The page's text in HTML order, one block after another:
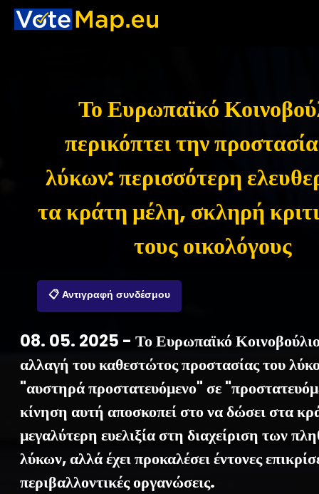
Το Ευρωπαϊκό
περικόπτει την
λύκων: περισσότερη
τα κράτη μέλη, σκληρή
τους οικολόγους
📋 Αντιγραφή συνδέσμου
08. 05. 2025 - Το Ευρωπαϊκό Κοινοβούλιο
αλλαγή του καθεστώτος προστασίας του
"αυστηρά προστατευόμενο" σε
κίνηση αυτή αποσκοπεί στο να δώσει στα
μεγαλύτερη ευελιξία στη διαχείριση των
λύκων, αλλά έχει προκαλέσει έντονες
περιβαλλοντικές οργανώσεις.